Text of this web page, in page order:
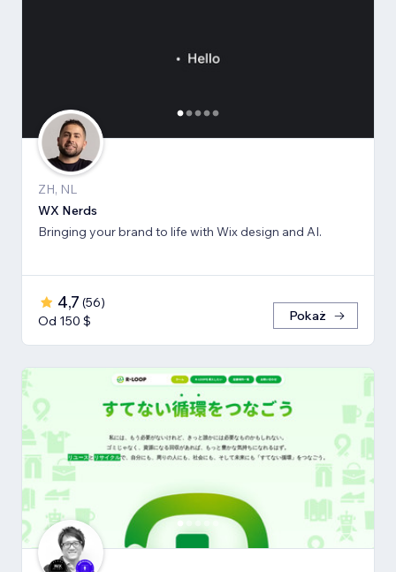
ZH, NL
WX Nerds
Bringing your brand to life with Wix design and AI.
4,7 (56)
Od 150 $
Pokaż